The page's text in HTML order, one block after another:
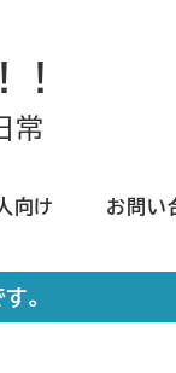
！
常
向け お問い
。